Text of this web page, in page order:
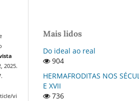
2025.
vi
Mais lidos
Do ideal ao real
904
HERMAFRODITAS NOS
E XVII
736